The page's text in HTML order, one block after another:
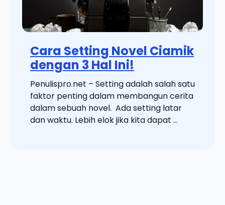
Cara Setting Novel Ciamik
dengan 3 Hal Ini!
Penulispro.net – Setting adalah salah satu
faktor penting dalam membangun cerita
dalam sebuah novel. Ada setting latar
dan waktu. Lebih elok jika kita dapat ...